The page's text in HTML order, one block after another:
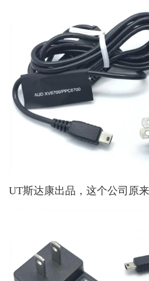
UT斯达康出品，这个公司原